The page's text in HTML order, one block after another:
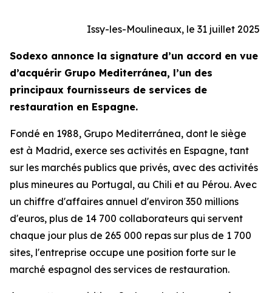
Issy-les-Moulineaux, le 31 juillet 2025
Sodexo annonce la signature d’un accord en vue
d’acquérir Grupo Mediterránea, l’un des
principaux fournisseurs de services de
restauration en Espagne.
Fondé en 1988, Grupo Mediterránea, dont le siège
est à Madrid, exerce ses activités en Espagne, tant
sur les marchés publics que privés, avec des activités
plus mineures au Portugal, au Chili et au Pérou. Avec
un chiffre d'affaires annuel d'environ 350 millions
d'euros, plus de 14 700 collaborateurs qui servent
chaque jour plus de 265 000 repas sur plus de 1 700
sites, l'entreprise occupe une position forte sur le
marché espagnol des services de restauration.